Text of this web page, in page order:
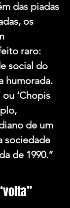
das piadas
os
raro:
social do
humorada.
ou ‘Chopis
de um
sociedade
de 1990.”